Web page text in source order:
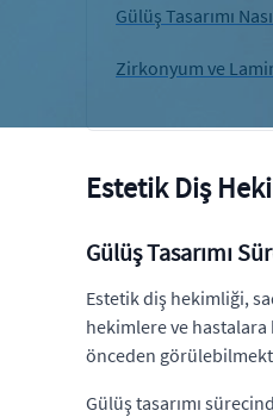
Gülüş Tasarımı
Zirkonyum ve
Estetik Diş
Gülüş Tasarımı
Estetik diş hekimliği,
hekimlere ve
önceden
Gülüş tasarımı